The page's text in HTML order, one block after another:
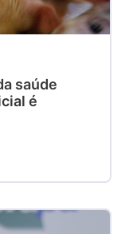
saúde
é